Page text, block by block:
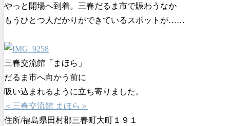
やっと開場へ到着。三春だるま市で賑わうなか
もうひとつ人だかりができているスポットが……
三春交流館「まほら」
だるま市へ向かう前に
吸い込まれるように立ち寄りました。
＜三春交流館 まほら＞
住所/福島県田村郡三春町大町１９１